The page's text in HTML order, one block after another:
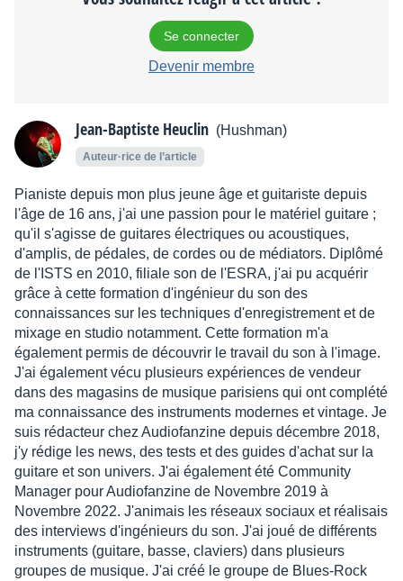
Se connecter
Devenir membre
Jean-Baptiste Heuclin (Hushman)
Auteur·rice de l’article
Pianiste depuis mon plus jeune âge et guitariste depuis
l'âge de 16 ans, j'ai une passion pour le matériel guitare ;
qu'il s'agisse de guitares électriques ou acoustiques,
d'amplis, de pédales, de cordes ou de médiators. Diplômé
de l'ISTS en 2010, filiale son de l'ESRA, j'ai pu acquérir
grâce à cette formation d'ingénieur du son des
connaissances sur les techniques d'enregistrement et de
mixage en studio notamment. Cette formation m'a
également permis de découvrir le travail du son à l'image.
J'ai également vécu plusieurs expériences de vendeur
dans des magasins de musique parisiens qui ont complété
ma connaissance des instruments modernes et vintage. Je
suis rédacteur chez Audiofanzine depuis décembre 2018,
j'y rédige les news, des tests et des guides d'achat sur la
guitare et son univers. J'ai également été Community
Manager pour Audiofanzine de Novembre 2019 à
Novembre 2022. J'animais les réseaux sociaux et réalisais
des interviews d'ingénieurs du son. J'ai joué de différents
instruments (guitare, basse, claviers) dans plusieurs
groupes de musique. J'ai créé le groupe de Blues-Rock